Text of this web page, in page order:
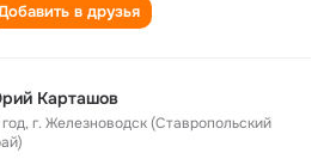
в друзья
Карташов
год,г. Железноводск (Ставропольский